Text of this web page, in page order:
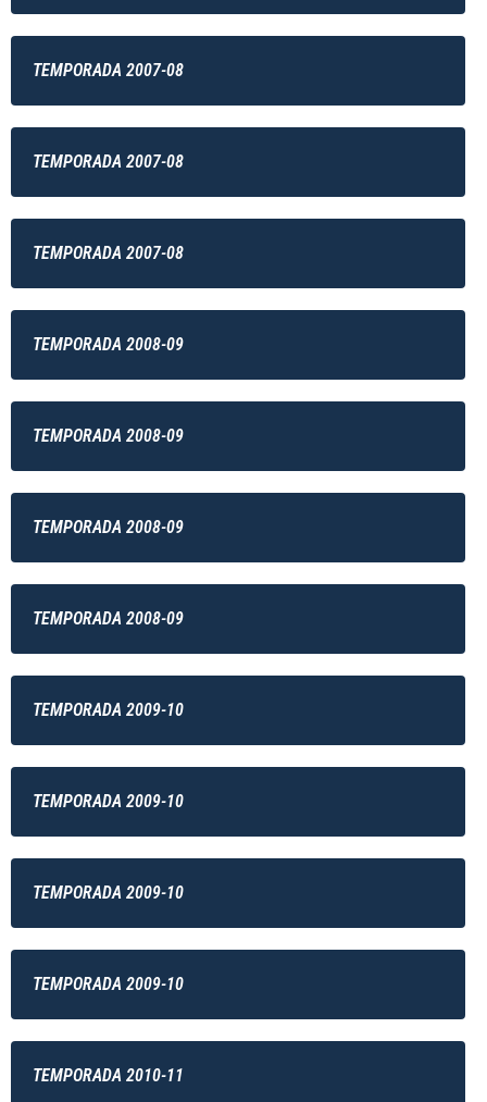
TEMPORADA 2007-08
TEMPORADA 2007-08
TEMPORADA 2007-08
TEMPORADA 2008-09
TEMPORADA 2008-09
TEMPORADA 2008-09
TEMPORADA 2008-09
TEMPORADA 2009-10
TEMPORADA 2009-10
TEMPORADA 2009-10
TEMPORADA 2009-10
TEMPORADA 2010-11